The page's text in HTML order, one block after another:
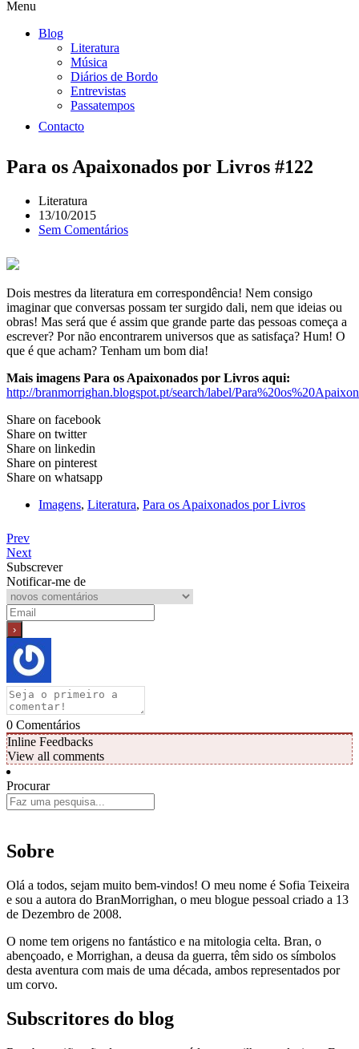
Menu
Blog
Literatura
Música
Diários de Bordo
Entrevistas
Passatempos
Contacto
Para os Apaixonados por Livros #122
Literatura
13/10/2015
Sem Comentários
Dois mestres da literatura em correspondência! Nem consigo
imaginar que conversas possam ter surgido dali, nem que ideias ou
obras! Mas será que é assim que grande parte das pessoas começa a
escrever? Por não encontrarem universos que as satisfaça? Hum! O
que é que acham? Tenham um bom dia!
Mais imagens Para os Apaixonados por Livros aqui:
http://branmorrighan.blogspot.pt/search/label/
Share on facebook
Share on twitter
Share on linkedin
Share on pinterest
Share on whatsapp
Imagens, Literatura, Para os Apaixonados por Livros
Prev
Next
Subscrever
Notificar-me de
0 Comentários
Inline Feedbacks
View all comments
Procurar
Sobre
Olá a todos, sejam muito bem-vindos! O meu nome é Sofia Teixeira
e sou a autora do BranMorrighan, o meu blogue pessoal criado a 13
de Dezembro de 2008.
O nome tem origens no fantástico e na mitologia celta. Bran, o
abençoado, e Morrighan, a deusa da guerra, têm sido os símbolos
desta aventura com mais de uma década, ambos representados por
um corvo.
Subscritores do blog